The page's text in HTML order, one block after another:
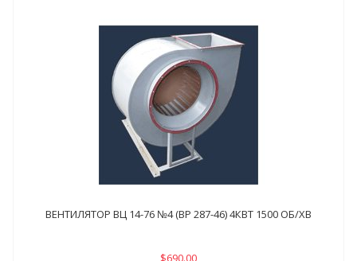
ВЕНТИЛЯТОР ВЦ 14-76 №4 (ВР 287-46) 4КВТ 1500 ОБ/ХВ
$690.00